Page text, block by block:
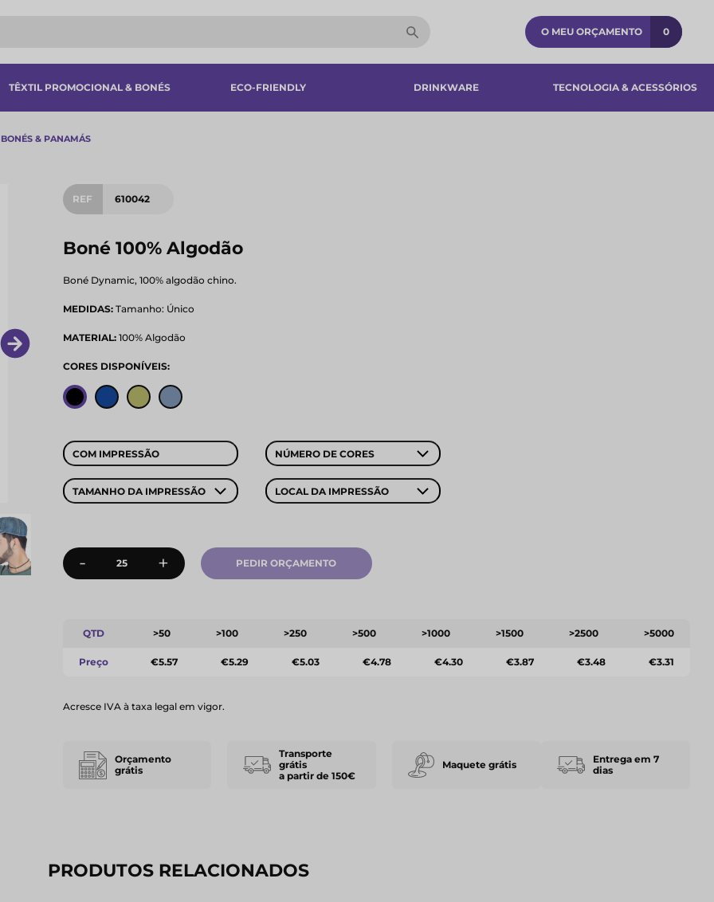
O MEU ORÇAMENTO 0
TÊXTIL PROMOCIONAL & BONÉS ECO-FRIENDLY DRINKWARE TECNOLOGIA & ACESSÓRIOS​
BONÉS & PANAMÁS
REF 610042
Boné 100% Algodão
Boné Dynamic, 100% algodão chino.
MEDIDAS:Tamanho: Único
MATERIAL:100% Algodão
CORES DISPONÍVEIS:
COM IMPRESSÃO NÚMERO DE CORES
TAMANHO DA IMPRESSÃO LOCAL DA IMPRESSÃO
- + PEDIR ORÇAMENTO
QTD >50 >100 >250 >500 >1000 >1500 >2500 >5000
Preço €5.57 €5.29 €5.03 €4.78 €4.30 €3.87 €3.48 €3.31
Acresce IVA à taxa legal em vigor.
Orçamento
grátis
Transporte
grátis
a partir de 150€
Maquete grátis
Entrega em 7
dias
PRODUTOS RELACIONADOS